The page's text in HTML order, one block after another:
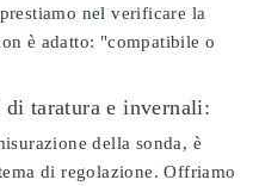
nel verificare la
è adatto: "compatibile o
taratura e invernali:
della sonda, è
di regolazione. Offriamo